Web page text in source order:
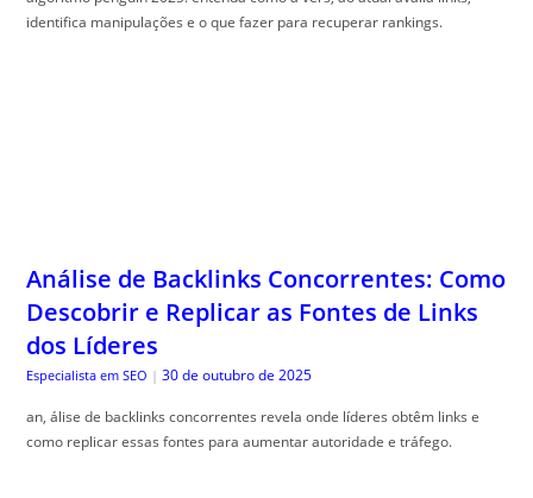
identifica manipulações e o que fazer para recuperar rankings.
Análise de Backlinks Concorrentes: Como
Descobrir e Replicar as Fontes de Links
dos Líderes
Especialista em SEO | 30 de outubro de 2025
an, álise de backlinks concorrentes revela onde líderes obtêm links e
como replicar essas fontes para aumentar autoridade e tráfego.